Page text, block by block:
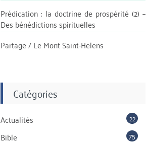
Prédication : la doctrine de prospérité (2) –
Des bénédictions spirituelles
Partage / Le Mont Saint-Helens
Catégories
Actualités 22
Bible 75